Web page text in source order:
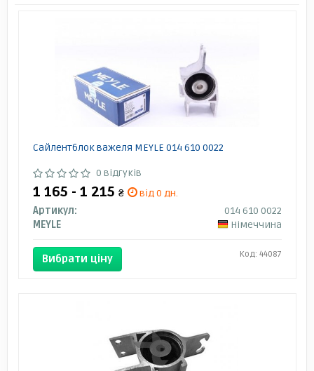
Сайлентблок важеля MEYLE 014 610 0022
0 відгуків
1 165 - 1 215 ₴
від 0 дн.
Артикул:
014 610 0022
MEYLE
Німеччина
Вибрати ціну Код: 44087